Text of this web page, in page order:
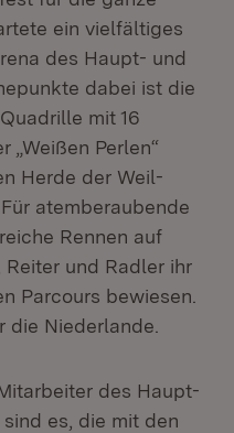
ein vielfältiges
des Haupt- und
dabei ist die
mit 16
Perlen“
Herde der Weil-
atemberaubende
Rennen auf
Reiter und Radler ihr
Parcours bewiesen.
die Niederlande.
des Haupt-
es, die mit den